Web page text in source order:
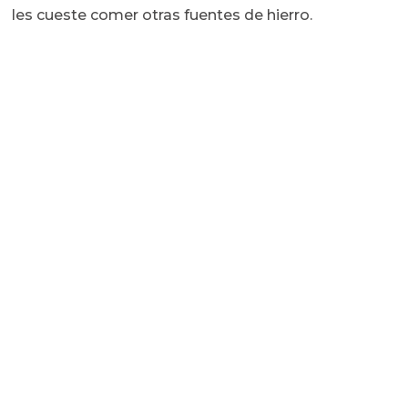
les cueste comer otras fuentes de hierro.